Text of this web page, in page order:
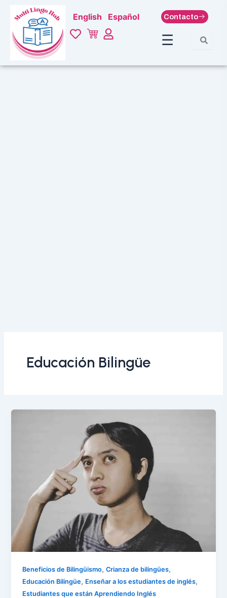
contenido
English Español Contacto
☰
Educación Bilingüe
Beneficios de Bilingüismo,Crianza de bilingües,
Educación Bilingüe, Enseñar a los estudiantes de inglés,
Estudiantes que están Aprendiendo Inglés